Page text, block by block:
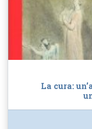
La cura: